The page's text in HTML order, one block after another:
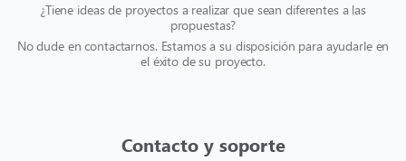
¿Tiene ideas de proyectos a realizar que sean diferentes a las
propuestas?
No dude en contactarnos. Estamos a su disposición para ayudarle en
el éxito de su proyecto.
Contacto y soporte